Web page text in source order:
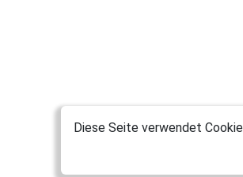
Diese Seite verwendet